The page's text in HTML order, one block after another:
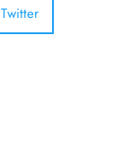
Twitter